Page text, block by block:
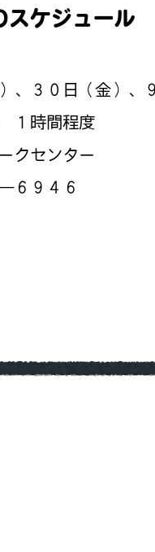
スケジュール
、３０日（金）、
１時間程度
クセンター
６９４６